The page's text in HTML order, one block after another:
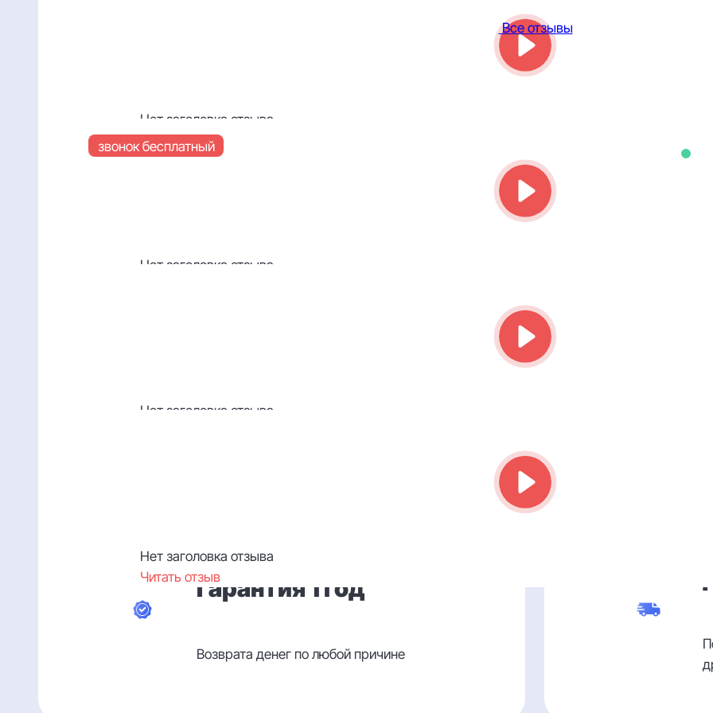
Нет заголовка отзыва
Читать отзыв
Нет заголовка отзыва
Нет заголовка отзыва
Нет заголовка отзыва
Читать отзыв
Все отзывы
Получите консультацию эксперта
звонок бесплатный
Гарантия 1 год
Возврата денег по любой причине